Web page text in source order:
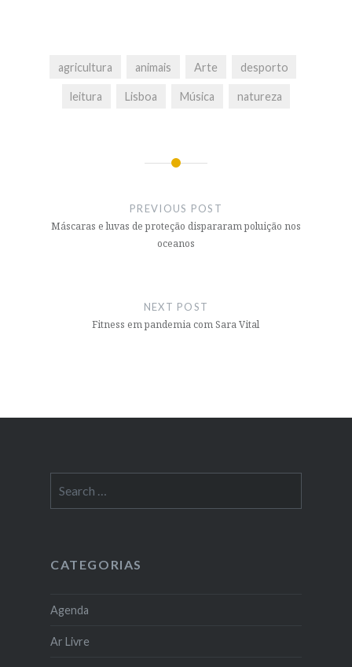
agricultura animais Arte desporto
leitura Lisboa Música natureza
PREVIOUS POST
Máscaras e luvas de proteção dispararam poluição nos
oceanos
NEXT POST
Fitness em pandemia com Sara Vital
for:
CATEGORIAS
Agenda
Ar Livre